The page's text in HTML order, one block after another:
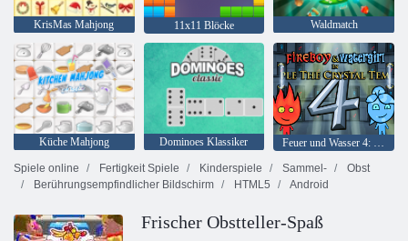
KrisMas Mahjong 11x11 Blöcke Waldmatch
Küche Mahjong Dominoes Klassiker
Feuer und Wasser 4: Kristalltempel
Spiele online
Fertigkeit Spiele Kinderspiele Sammel-
Obst
Berührungsempfindlicher Bildschirm
HTML5 Android
Frischer Obstteller-Spaß